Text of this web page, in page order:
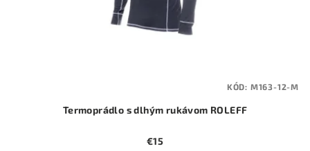
Termoprádlo s dlhým rukávom ROLEFF
€15
KÓD: M163-12-M